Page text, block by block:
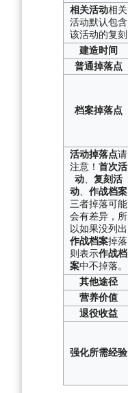
相关活动相关
活动默认包含
该活动的复刻
建造时间
普通掉落点
档案掉落点
活动掉落点请
注意！ 首次活
动、 复刻活
动、 作战档案
三者掉落可能
会有差异，所
以如果没列出
作战档案掉落
则表示作战档
案中不掉落。
其他途径
营养价值
退役收益
强化所需经验